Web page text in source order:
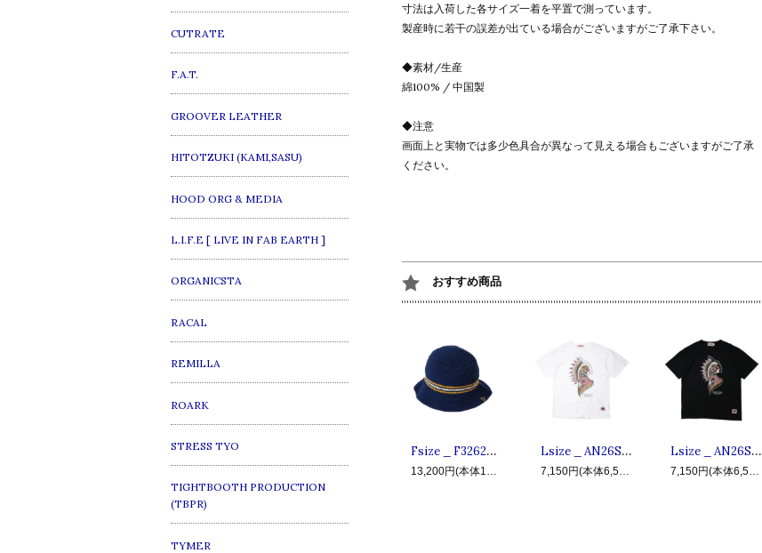
寸法は入荷した各サイズ一着を平置で測っています。
製産時に若干の誤差が出ている場合がございますがご了承下さい。
◆素材/生産
綿100% / 中国製
◆注意
画面上と実物では多少色具合が異なって見える場合もございますがご了承
ください。
おすすめ商品
Fsize _ F32620-CP02 WATSON ◆ F.A.T. エフエーティー : コットンニットメトロハット,クラッシャーハット Navy
13,200円(本体12,000円、税1,200円)
Lsize _ AN26SU-TE06 HISTORY OF USA ◆ ANIMALIA アニマリア : 半袖ウォーボンネットTシャツ White
7,150円(本体6,500円、税650円)
Lsize _ AN26SU-TE06 HISTORY OF USA ◆ ANIMALIA アニマリア : 半袖ウォーボンネットTシャツ Black
7,150円(本体6,500円、税650円)
CUTRATE
F.A.T.
GROOVER LEATHER
HITOTZUKI (KAMI,SASU)
HOOD ORG & MEDIA
L.I.F.E [ LIVE IN FAB EARTH ]
ORGANICSTA
RACAL
REMILLA
ROARK
STRESS TYO
TIGHTBOOTH PRODUCTION
(TBPR)
TYMER